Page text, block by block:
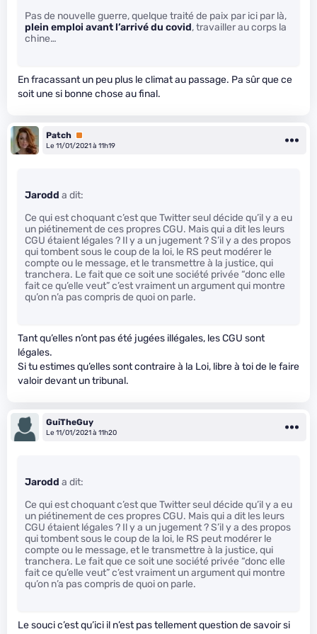
Pas de nouvelle guerre, quelque traité de paix par ici par là,
plein emploi avant l’arrivé du covid, travailler au corps la
chine…
En fracassant un peu plus le climat au passage. Pa sûr que ce
soit une si bonne chose au final.
Patch Premium
Le 11/01/2021 à 11h19
Jarodd a dit:
Ce qui est choquant c’est que Twitter seul décide qu’il y a eu
un piétinement de ces propres CGU. Mais qui a dit les leurs
CGU étaient légales ? Il y a un jugement ? S’il y a des propos
qui tombent sous le coup de la loi, le RS peut modérer le
compte ou le message, et le transmettre à la justice, qui
tranchera. Le fait que ce soit une société privée “donc elle
fait ce qu’elle veut” c’est vraiment un argument qui montre
qu’on n’a pas compris de quoi on parle.
Tant qu’elles n’ont pas été jugées illégales, les CGU sont
légales.
Si tu estimes qu’elles sont contraire à la Loi, libre à toi de le faire
valoir devant un tribunal.
GuiTheGuy
Le 11/01/2021 à 11h20
Jarodd a dit:
Ce qui est choquant c’est que Twitter seul décide qu’il y a eu
un piétinement de ces propres CGU. Mais qui a dit les leurs
CGU étaient légales ? Il y a un jugement ? S’il y a des propos
qui tombent sous le coup de la loi, le RS peut modérer le
compte ou le message, et le transmettre à la justice, qui
tranchera. Le fait que ce soit une société privée “donc elle
fait ce qu’elle veut” c’est vraiment un argument qui montre
qu’on n’a pas compris de quoi on parle.
Le souci c’est qu’ici il n’est pas tellement question de savoir si